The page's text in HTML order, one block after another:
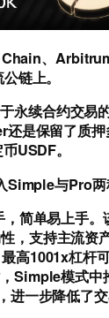
、
链上。
永续合约交易
还是保留了质
USDF。
与Pro两
简单易上手。
，支持主流资
高1001x杠杆
Simple模式中
一步降低了交